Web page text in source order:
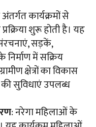
कार्यक्रमों से
प्रक्रिया शुरू होती है। यह
सड़कें,
में सक्रिय
क्षेत्रों का विकास
की सुविधाएं उपलब्ध
: नरेगा महिलाओं के